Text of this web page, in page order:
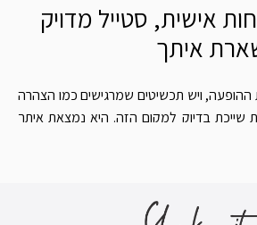
אישית, סטייל מדויק
איתך
ההופעה, ויש תכשיטים שמרגישים כמו הצהרה
בדיוק למקום הזה. היא נמצאת איתך
לומר מילה. בשאק איט קולקציית הטבעות